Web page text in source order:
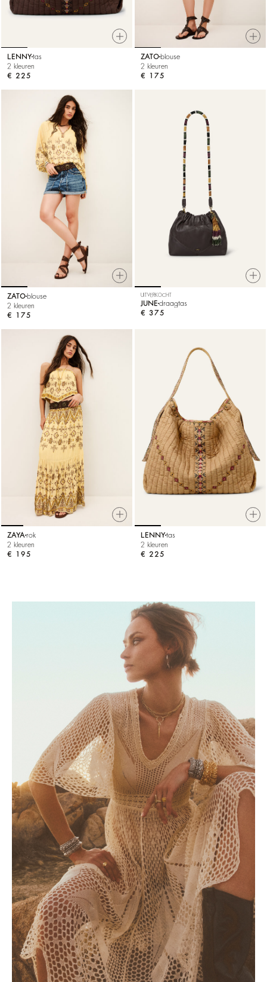
LENNYtas
2 kleuren
€ 225
ZATO blouse
2 kleuren
€ 175
ZATO blouse
2 kleuren
€ 175
UITVERKOCHT
JUNE draagtas
€ 375
ZAYA rok
2 kleuren
€ 195
LENNYtas
2 kleuren
€ 225